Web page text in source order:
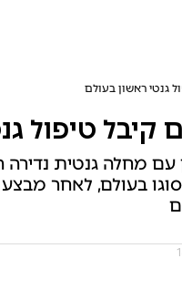
בעולם, לאחר